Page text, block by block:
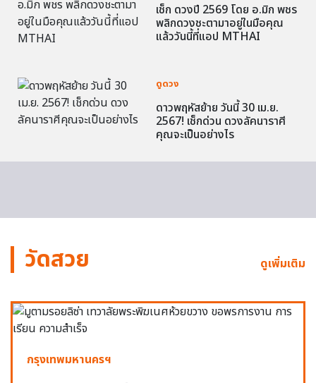
เช็ก ดวงปี 2569 โดย อ.มิก พชร
พลิกดวงชะตามาอยู่ในมือคุณ
แล้ววันนี้ที่แอป MTHAI
ดูดวง
ดาวพฤหัสย้าย วันนี้ 30 เม.ย.
2567! เช็กด่วน ดวงลัคนาราศี
คุณจะเป็นอย่างไร
วัดสวย ดูเพิ่มเติม
กรุงเทพมหานครฯ